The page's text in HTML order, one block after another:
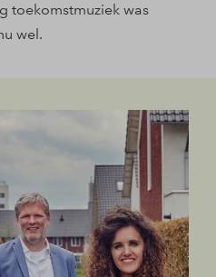
toekomstmuziek was
wel.